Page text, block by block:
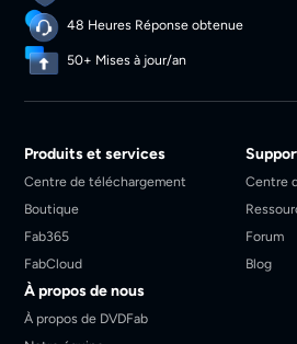
48 Heures Réponse obtenue
50+ Mises à jour/an
Produits et services
Centre de téléchargement
Boutique
Fab365
FabCloud
Centre
Forum
Blog
À propos de nous
À propos de DVDFab